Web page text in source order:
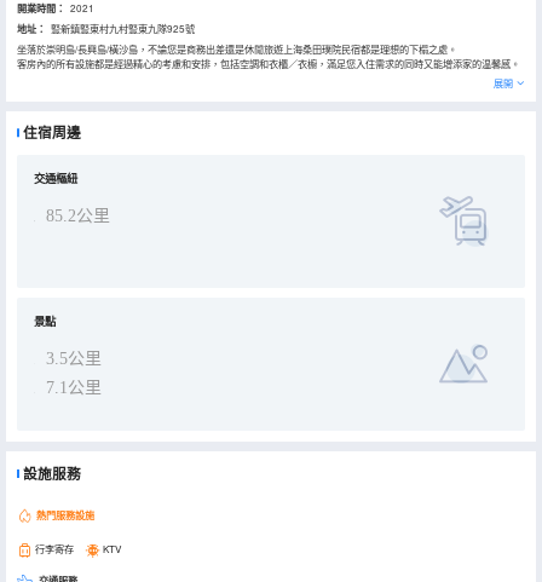
開業時間： 2021
地址：
豎新鎮豎東村九村豎東九隊925號
坐落於崇明島/長興島/橫沙島，不論您是商務出差還是休閒旅遊上海桑田璞院民宿都是理想的下榻之處。
客房內的所有設施都是經過精心的考慮和安排，包括空調和衣櫃／衣櫥，滿足您入住需求的同時又能增添家的温馨感。
服務人員會提前為您準備好電熱水壺和咖啡壺/茶壺，以滿足您的飲水需求。浴室內提供拖鞋、24小時熱水和吹風機，讓
展開
住宿周邊
交通樞紐
85.2公里
景點
3.5公里
7.1公里
設施服務
熱門服務設施
行李寄存 KTV